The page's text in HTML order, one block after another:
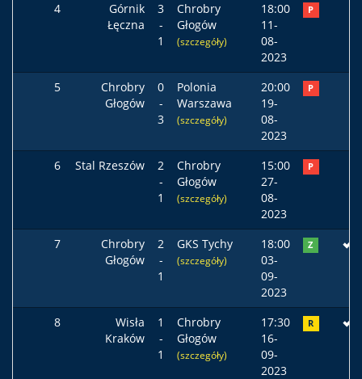
4
Górnik
Łęczna
3
-
1
Chrobry
Głogów
(szczegóły)
18:00
11-
08-
2023
P
5
Chrobry
Głogów
0
-
3
Polonia
Warszawa
(szczegóły)
20:00
19-
08-
2023
P
6 Stal Rzeszów
2
-
1
Chrobry
Głogów
(szczegóły)
15:00
27-
08-
2023
P
7
Chrobry
Głogów
2
-
1
GKS Tychy
(szczegóły)
18:00
03-
09-
2023
Z
8
Wisła
Kraków
1
-
1
Chrobry
Głogów
(szczegóły)
17:30
16-
09-
2023
R